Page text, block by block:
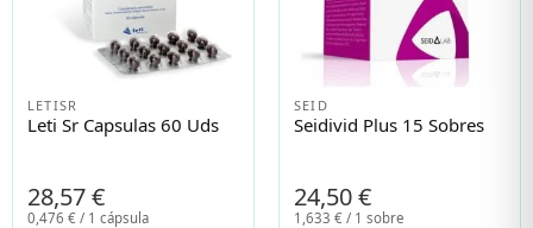
Salud
Salud
LETISR
Leti Sr Capsulas 60 Uds
28,57 €
0,476 € / 1 cápsula
SEID
Seidivid Plus 15 Sobres
24,50 €
1,633 € / 1 sobre